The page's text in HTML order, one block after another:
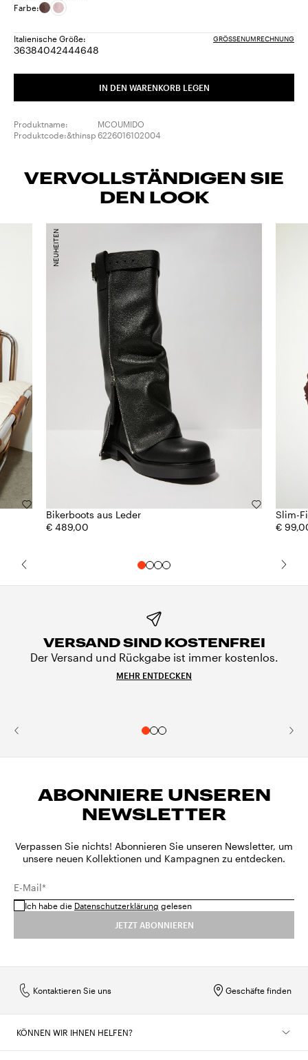
Farbe:
Italienische Größe: GRÖSSENUMRECHNUNG
36Größe:
38Größe:
40Größe:
42Größe:
44Größe:
46Größe:
48Größe:
IN DEN WARENKORB LEGEN
Produktname:
MCOUMIDO
Produktcode:&thinsp 6226016102004
VERVOLLSTÄNDIGEN SIE
DEN LOOK
Bikerboots aus Leder
€ 489,00
NEUHEITEN
Slim-
€
VERSAND SIND KOSTENFREI
Der Versand und Rückgabe ist immer kostenlos.
MEHR ENTDECKEN
ABONNIERE UNSEREN
NEWSLETTER
Verpassen Sie nichts! Abonnieren Sie unseren Newsletter, um
unsere neuen Kollektionen und Kampagnen zu entdecken.
E-Mail*
Ich habe die Datenschutzerklärung gelesen
JETZT ABONNIEREN
Geschäfte finden
Kontaktieren Sie uns
KÖNNEN WIR IHNEN HELFEN?